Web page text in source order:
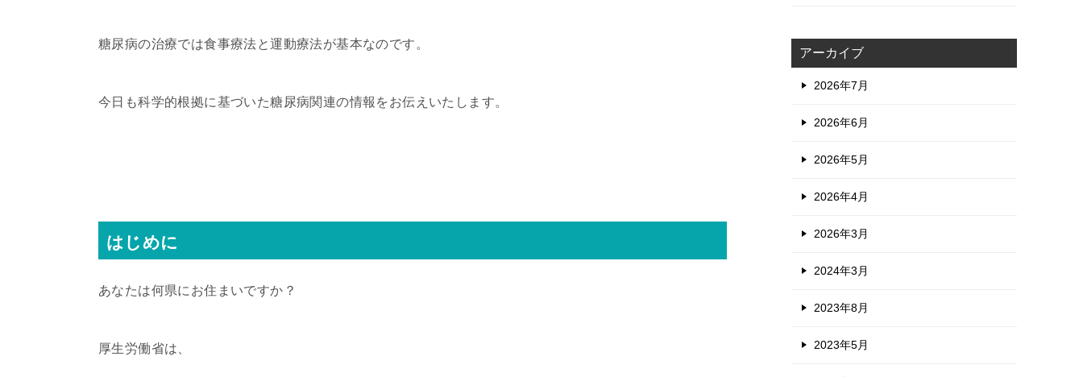
糖尿病の治療では食事療法と運動療法が基本なのです。
今日も科学的根拠に基づいた糖尿病関連の情報をお伝えいたします。
はじめに
あなたは何県にお住まいですか？
厚生労働省は、
アーカイブ
2026年7月
2026年6月
2026年5月
2026年4月
2026年3月
2024年3月
2023年8月
2023年5月